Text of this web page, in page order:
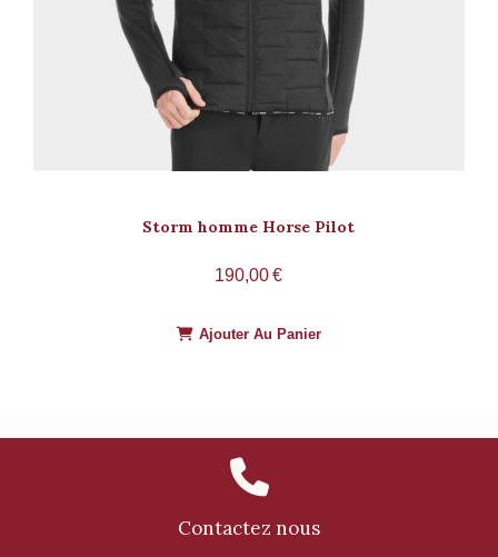
Storm homme Horse Pilot
190,00€
Ajouter Au Panier

Contactez nous